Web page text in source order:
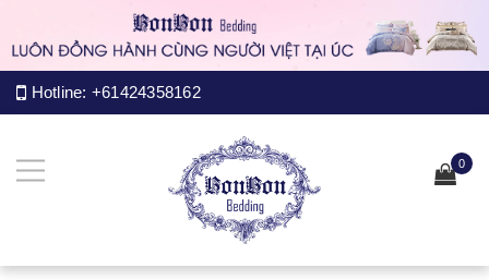
Hotline: +61424358162
0